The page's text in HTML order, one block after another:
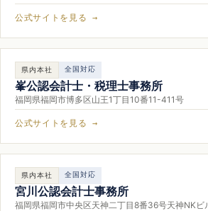
公式サイトを見る →
県内本社 全国対応
峯公認会計士・税理士事務所
福岡県福岡市博多区山王1丁目10番11-411号
公式サイトを見る →
県内本社 全国対応
宮川公認会計士事務所
福岡県福岡市中央区天神二丁目8番36号天神NKビ